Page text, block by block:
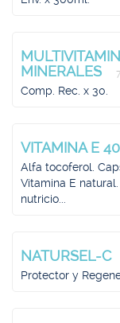
MINERALES
Comp. Rec. x 30.
VITAMINA E
Alfa tocoferol.
Vitamina E
nutricio...
NATURSEL-C
Protector y